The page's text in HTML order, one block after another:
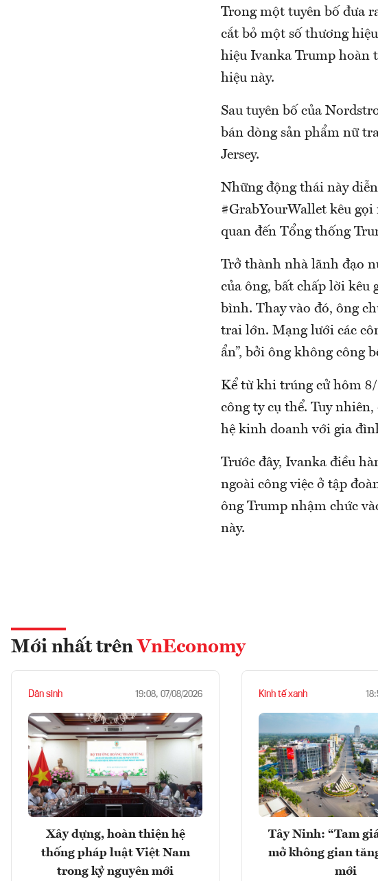
Trong một tuyên bố đưa
cắt bỏ một số thương
hiệu Ivanka Trump hoàn
hiệu này.
Sau tuyên bố của
bán dòng sản phẩm nữ
Jersey.
Những động thái này
#GrabYourWallet kêu
quan đến Tổng thống
Trở thành nhà lãnh đạo
của ông, bất chấp lời kêu
bình. Thay vào đó, ông
trai lớn. Mạng lưới các
ẩn”, bởi ông không công
Kể từ khi trúng cử hôm
công ty cụ thể. Tuy
hệ kinh doanh với gia
Trước đây, Ivanka điều
ngoài công việc ở tập
ông Trump nhậm chức
này.
Mới nhất trên VnEconomy
Dân sinh 19:08, 07/08/2026
Xây dựng, hoàn thiện hệ
thống pháp luật Việt Nam
trong kỷ nguyên mới
Kinh tế xanh
Tây Ninh: “Tam
mở không gian
mới